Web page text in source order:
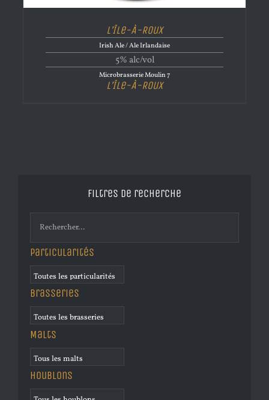
L’Île-À-Roux
Irish Ale / Ale Irlandaise
5% alc/vol
Microbrasserie Moulin 7
L’Île-À-Roux
Filtres de recherche
Particularités
Brasseries
Malts
Houblons